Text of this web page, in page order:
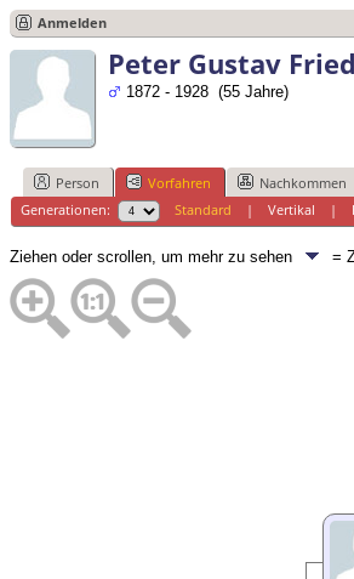
Anmelden
Peter Gustav
1872 - 1928 (55 Jahre)
Person Vorfahren Nachkommen
Generationen:
Standard | Vertikal |
Ziehen oder scrollen, um mehr zu sehen =